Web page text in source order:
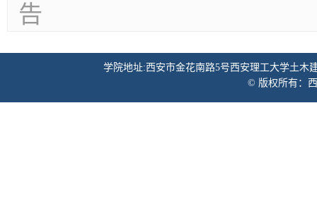
告
学院地址:西安市金花南路5号西安理工大学土木
© 版权所有：